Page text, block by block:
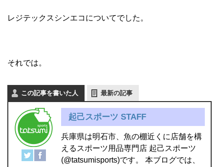
レジテックスシンエコについてでした。
それでは。
この記事を書いた人 最新の記事
起己スポーツ STAFF
兵庫県は明石市、魚の棚近くに店舗を構
えるスポーツ用品専門店 起己スポーツ
(@tatsumisports)です。 本ブログでは、